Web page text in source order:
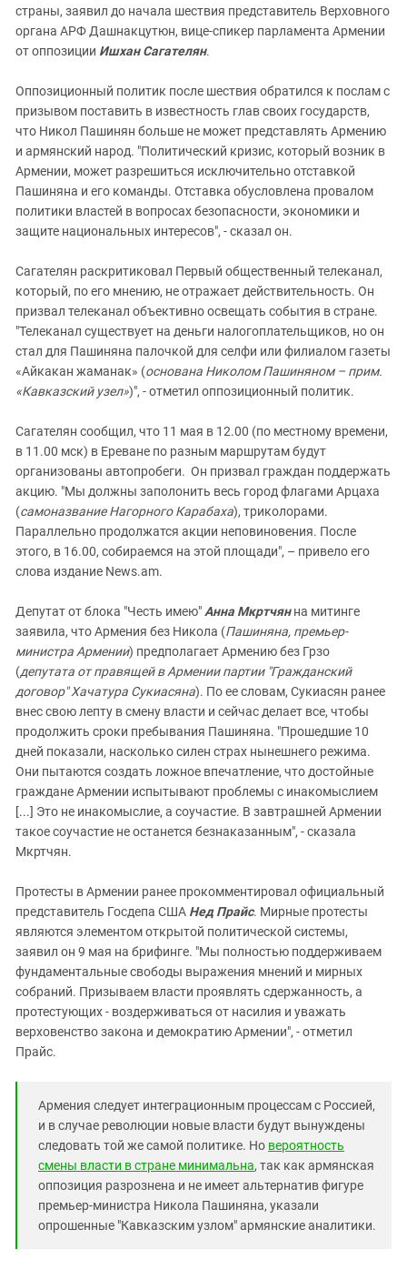
страны, заявил до начала шествия представитель Верховного
органа АРФ Дашнакцутюн, вице-спикер парламента Армении
от оппозиции Ишхан Сагателян.
Оппозиционный политик после шествия обратился к послам с
призывом поставить в известность глав своих государств,
что Никол Пашинян больше не может представлять Армению
и армянский народ. "Политический кризис, который возник в
Армении, может разрешиться исключительно отставкой
Пашиняна и его команды. Отставка обусловлена провалом
политики властей в вопросах безопасности, экономики и
защите национальных интересов", - сказал он.
Сагателян раскритиковал Первый общественный телеканал,
который, по его мнению, не отражает действительность. Он
призвал телеканал объективно освещать события в стране.
"Телеканал существует на деньги налогоплательщиков, но он
стал для Пашиняна палочкой для селфи или филиалом газеты
«Айкакан жаманак» (основана Николом Пашиняном – прим.
«Кавказский узел»)", - отметил оппозиционный политик.
Сагателян сообщил, что 11 мая в 12.00 (по местному времени,
в 11.00 мск) в Ереване по разным маршрутам будут
организованы автопробеги. Он призвал граждан поддержать
акцию. "Мы должны заполонить весь город флагами Арцаха
(самоназвание Нагорного Карабаха), триколорами.
Параллельно продолжатся акции неповиновения. После
этого, в 16.00, собираемся на этой площади", – привело его
слова издание News.am.
Депутат от блока "Честь имею"Анна Мкртчянна митинге
заявила, что Армения без Никола (Пашиняна, премьер-
министра Армении) предполагает Армению без Грзо
(депутата от правящей в Армении партии "Гражданский
договор"Хачатура Сукиасяна). По ее словам, Сукиасян ранее
внес свою лепту в смену власти и сейчас делает все, чтобы
продолжить сроки пребывания Пашиняна. "Прошедшие 10
дней показали, насколько силен страх нынешнего режима.
Они пытаются создать ложное впечатление, что достойные
граждане Армении испытывают проблемы с инакомыслием
[...] Это не инакомыслие, а соучастие. В завтрашней Армении
такое соучастие не останется безнаказанным", - сказала
Мкртчян.
Протесты в Армении ранее прокомментировал официальный
представитель Госдепа США Нед Прайс. Мирные протесты
являются элементом открытой политической системы,
заявил он 9 мая на брифинге. "Мы полностью поддерживаем
фундаментальные свободы выражения мнений и мирных
собраний. Призываем власти проявлять сдержанность, а
протестующих - воздерживаться от насилия и уважать
верховенство закона и демократию Армении", - отметил
Прайс.
Армения следует интеграционным процессам с Россией,
и в случае революции новые власти будут вынуждены
следовать той же самой политике. Но вероятность
смены власти в стране минимальна, так как армянская
оппозиция разрознена и не имеет альтернатив фигуре
премьер-министра Никола Пашиняна, указали
опрошенные "Кавказским узлом" армянские аналитики.